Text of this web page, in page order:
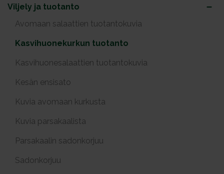
Viljely ja tuotanto
Avomaan salaattien tuotantokuvia
Kasvihuonekurkun tuotanto
Kasvihuonesalaattien tuotantokuvia
Kesän ensisato
Kuvia avomaan kurkusta
Kuvia parsakaalista
Parsakaalin sadonkorjuu
Sadonkorjuu